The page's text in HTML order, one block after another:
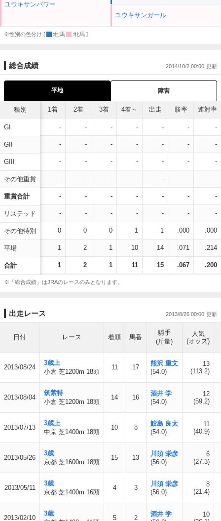
ユウキサンパワー
ユウキサンガール
※性別の色分け [ :牡馬 :牝馬 ]
総合成績 2014/10/2 00:00
平地 障害
種別
GI
GII
GIII
その他重賞
重賞合計
リステッド
その他特別
平場
合計
1着 2着 3着 4着～ 出走 勝率 連対率
- - - - - - -
- - - - - - -
- - - - - - -
- - - - - - -
- - - - - - -
- - - - - - -
0 0 0 1 1 .000 .000
1 2 1 10 14 .071 .214
1 2 1 11 15 .067 .200
※「総合成績」はJRAのレースのみとなります。
出走レース 2013/8/26 00:00
日付 レース 着順 馬番
騎手
(斤量)
人気
(オッズ)
2013/08/24
3歳上
小倉 芝1200m 18頭
11 17
熊沢 重文
(54.0)
13
(113.2)
2013/08/04
筑紫特
小倉 芝1200m 18頭
14 16
酒井 学
(54.0)
12
(59.2)
2013/07/13
3歳上
中京 芝1400m 18頭
10 8
鮫島 良太
(54.0)
11
(40.9)
2013/05/26
3歳
京都 芝1600m 18頭
15 13
川須 栄彦
(56.0)
6
(27.3)
2013/05/11
3歳
京都 芝1400m 16頭
4 3
川須 栄彦
(56.0)
8
(21.4)
2013/02/10
3歳
5 2
酒井 学
10